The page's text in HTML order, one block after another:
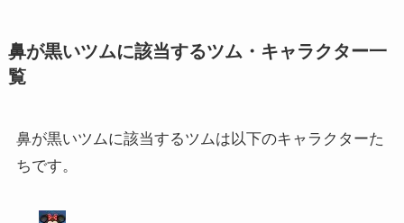
鼻が黒いツムに該当するツム・キャラクター一
覧
鼻が黒いツムに該当するツムは以下のキャラクターた
ちです。